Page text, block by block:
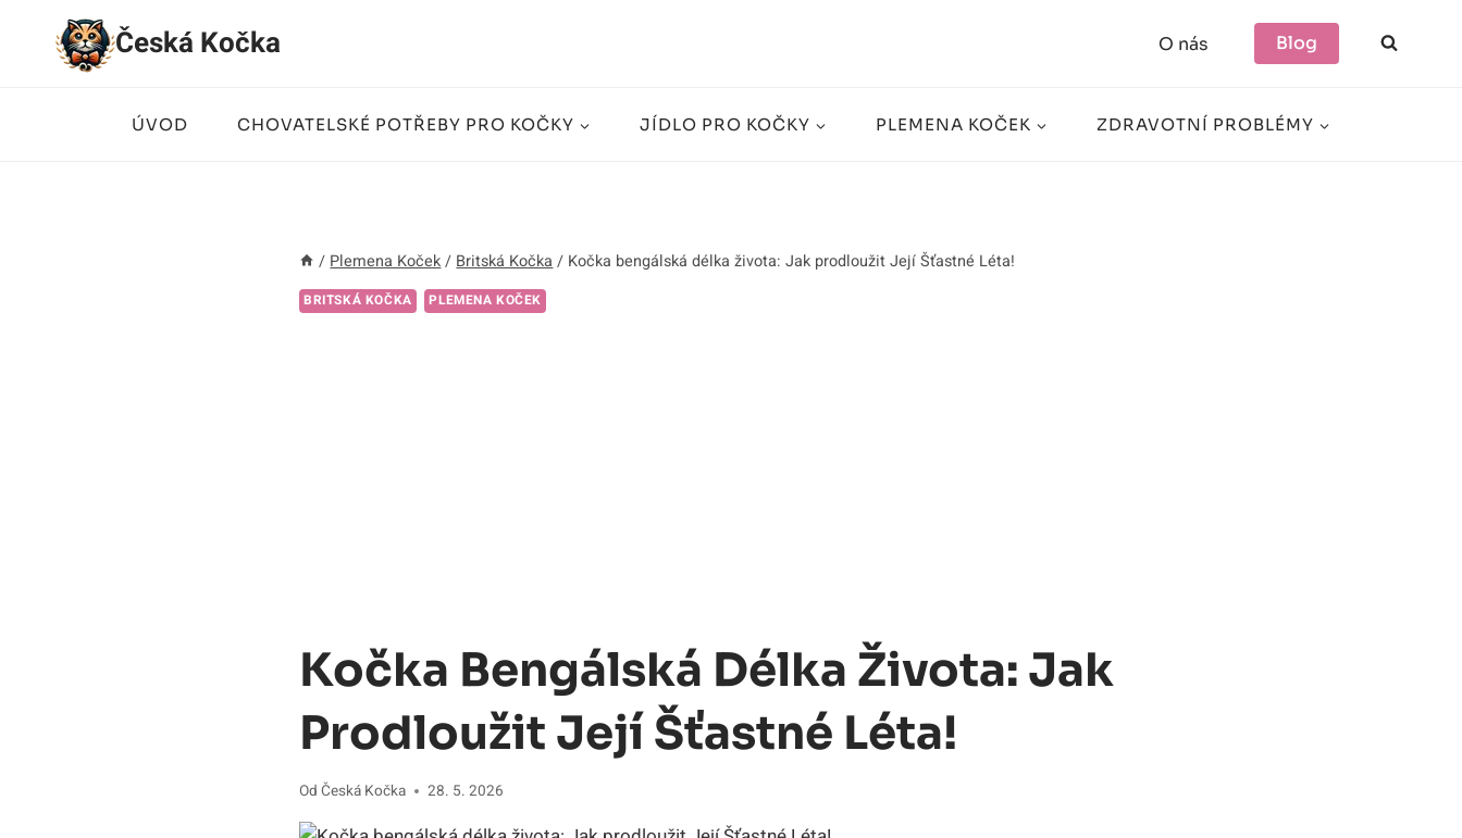
Přeskočit
Česká Kočka O nás Blog
ÚVOD CHOVATELSKÉ POTŘEBY PRO KOČKY JÍDLO PRO KOČKY PLEMENA KOČEK ZDRAVOTNÍ PROBLÉMY
/ Plemena Koček / Britská Kočka / Kočka bengálská délka života: Jak prodloužit Její Šťastné Léta!
BRITSKÁ KOČKA PLEMENA KOČEK
Kočka Bengálská Délka Života: Jak
Prodloužit Její Šťastné Léta!
Od Česká Kočka 28. 5. 2026